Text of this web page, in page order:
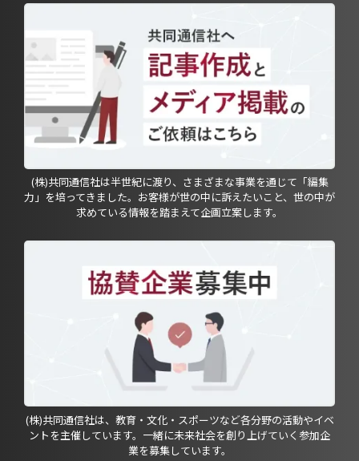
(株)共同通信社は半世紀に渡り、さまざまな事業を通じて「編集
力」を培ってきました。お客様が世の中に訴えたいこと、世の中が
求めている情報を踏まえて企画立案します。
(株)共同通信社は、教育・文化・スポーツなど各分野の活動やイベ
ントを主催しています。一緒に未来社会を創り上げていく参加企
業を募集しています。